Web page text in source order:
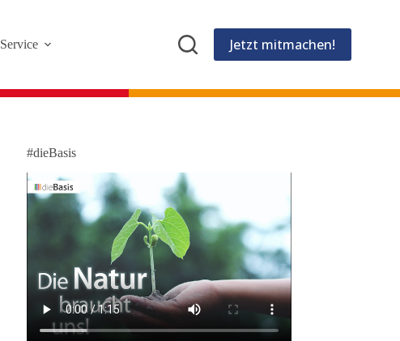
Service Jetzt mitmachen!
#dieBasis